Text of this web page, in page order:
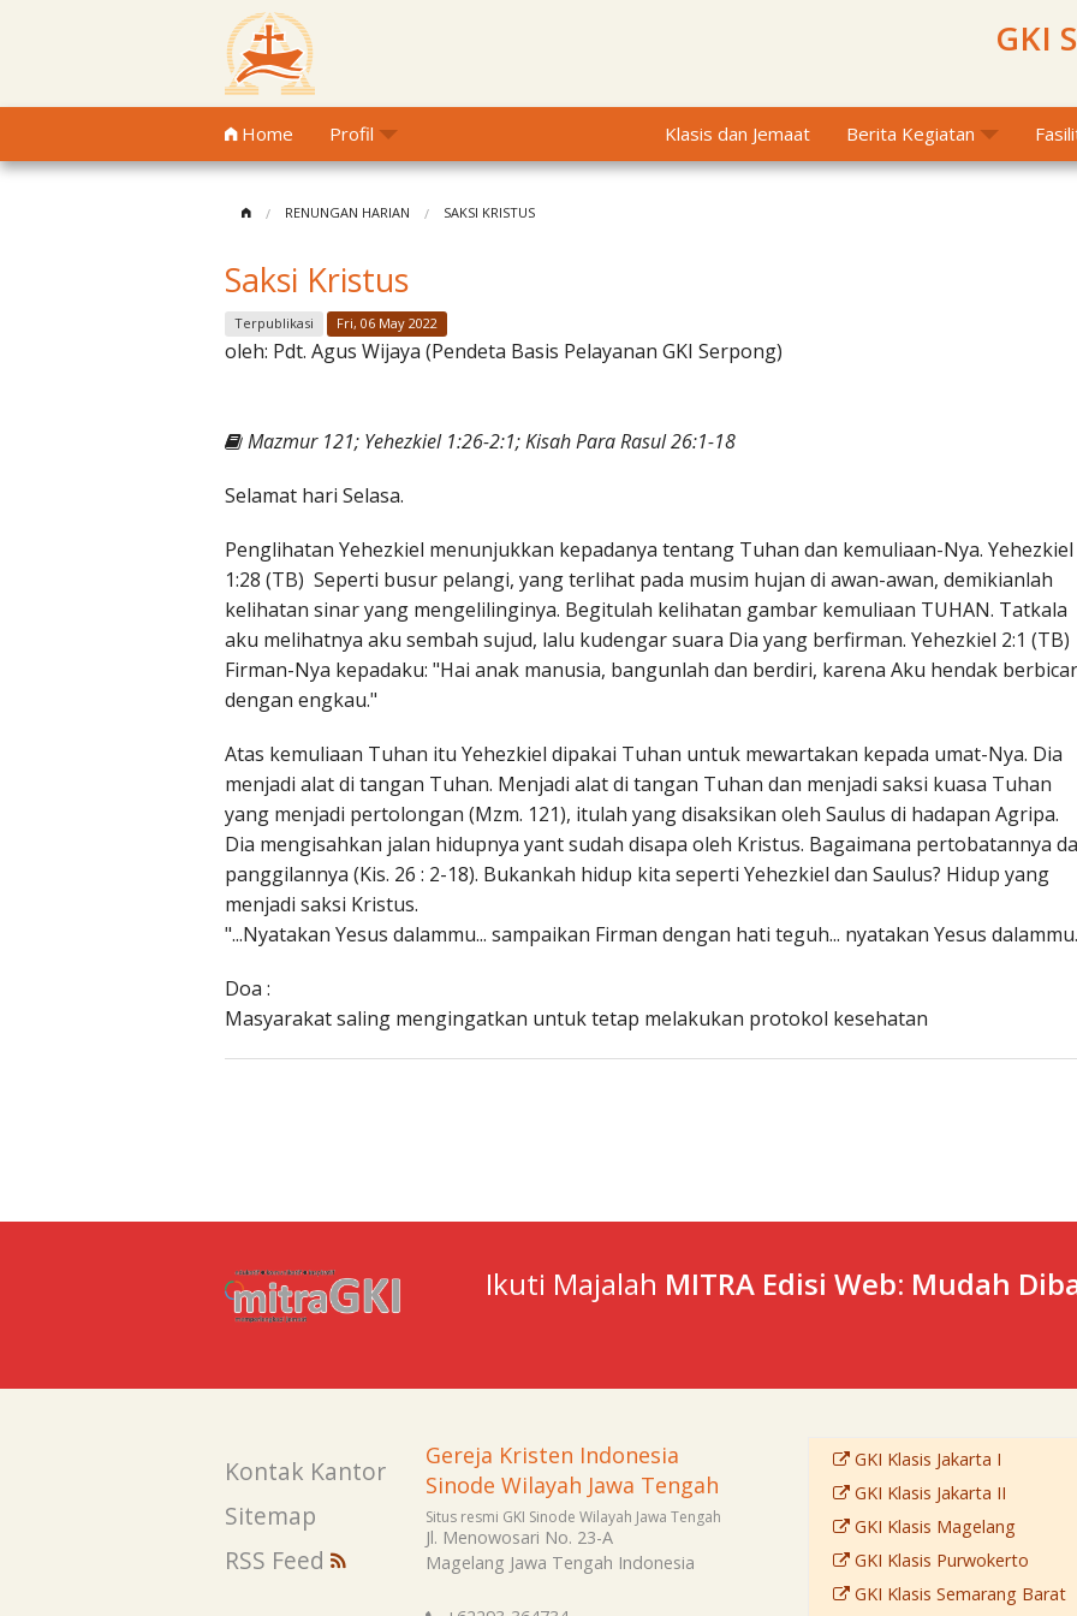
GKI
Home Profil Klasis dan Jemaat Berita Kegiatan
RENUNGAN HARIAN SAKSI KRISTUS
Saksi Kristus
Terpublikasi Fri, 06 May 2022
oleh: Pdt. Agus Wijaya (Pendeta Basis Pelayanan GKI Serpong)
Mazmur 121; Yehezkiel 1:26-2:1; Kisah Para Rasul 26:1-18
Selamat hari Selasa.
Penglihatan Yehezkiel menunjukkan kepadanya tentang Tuhan dan kemuliaan-Nya. Yehezkiel
1:28 (TB) Seperti busur pelangi, yang terlihat pada musim hujan di awan-awan, demikianlah
kelihatan sinar yang mengelilinginya. Begitulah kelihatan gambar kemuliaan TUHAN. Tatkala
aku melihatnya aku sembah sujud, lalu kudengar suara Dia yang berfirman. Yehezkiel 2:1 (TB)
Firman-Nya kepadaku: "Hai anak manusia, bangunlah dan berdiri, karena Aku hendak
dengan engkau."
Atas kemuliaan Tuhan itu Yehezkiel dipakai Tuhan untuk mewartakan kepada umat-Nya. Dia
menjadi alat di tangan Tuhan. Menjadi alat di tangan Tuhan dan menjadi saksi kuasa Tuhan
yang menjadi pertolongan (Mzm. 121), itulah yang disaksikan oleh Saulus di hadapan Agripa.
Dia mengisahkan jalan hidupnya yant sudah disapa oleh Kristus. Bagaimana pertobatannya
panggilannya (Kis. 26 : 2-18). Bukankah hidup kita seperti Yehezkiel dan Saulus? Hidup yang
menjadi saksi Kristus.
"...Nyatakan Yesus dalammu... sampaikan Firman dengan hati teguh... nyatakan Yesus
Doa :
Masyarakat saling mengingatkan untuk tetap melakukan protokol kesehatan
Ikuti Majalah MITRA Edisi Web: Mudah
Kontak Kantor
Sitemap
RSS Feed
Gereja Kristen Indonesia
Sinode Wilayah Jawa Tengah
Situs resmi GKI Sinode Wilayah Jawa Tengah
Jl. Menowosari No. 23-A
Magelang Jawa Tengah Indonesia
GKI Klasis Jakarta I
GKI Klasis Jakarta II
GKI Klasis Magelang
GKI Klasis Purwokerto
GKI Klasis Semarang Barat